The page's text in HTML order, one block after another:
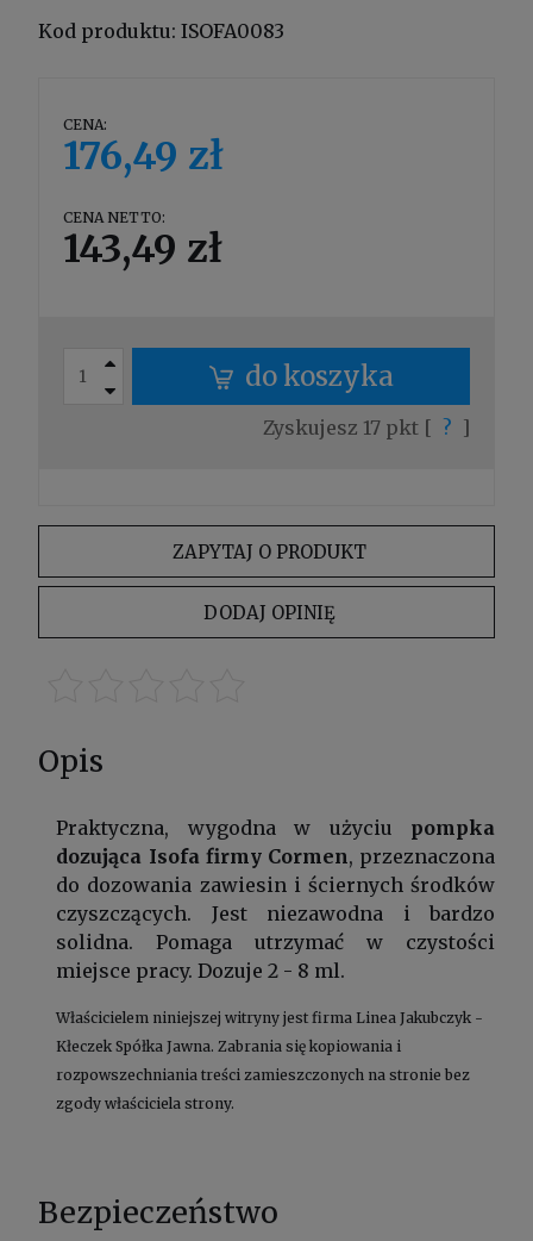
Kod produktu: ISOFA0083
CENA:
176,49 zł
CENA NETTO:
143,49 zł
do koszyka
Zyskujesz 17pkt [ ? ]
ZAPYTAJ O PRODUKT
DODAJ OPINIĘ
Opis
Praktyczna, wygodna w użyciu pompka
dozująca Isofa firmy Cormen, przeznaczona
do dozowania zawiesin i ściernych środków
czyszczących. Jest niezawodna i bardzo
solidna. Pomaga utrzymać w czystości
miejsce pracy. Dozuje 2 - 8 ml.
Właścicielem niniejszej witryny jest firma Linea Jakubczyk -
Kłeczek Spółka Jawna. Zabrania się kopiowania i
rozpowszechniania treści zamieszczonych na stronie bez
zgody właściciela strony.
Bezpieczeństwo